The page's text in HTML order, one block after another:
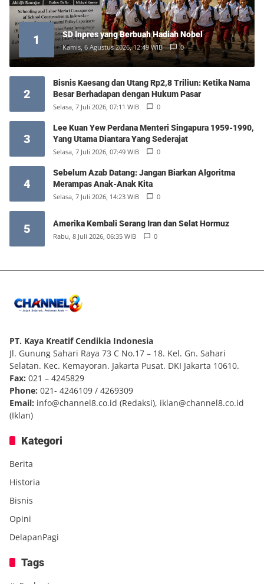
1 SD Inpres yang Berbuah Hadiah Nobel
Kamis, 6 Agustus 2026, 12:49 WIB 0
2
Bisnis Kaesang dan Utang Rp2,8 Triliun: Ketika Nama
Besar Berhadapan dengan Hukum Pasar
Selasa, 7 Juli 2026, 07:11 WIB 0
3
Lee Kuan Yew Perdana Menteri Singapura 1959-1990,
Yang Utama Diantara Yang Sederajat
Selasa, 7 Juli 2026, 07:49 WIB 0
4
Sebelum Azab Datang: Jangan Biarkan Algoritma
Merampas Anak-Anak Kita
Selasa, 7 Juli 2026, 14:23 WIB 0
5 Amerika Kembali Serang Iran dan Selat Hormuz
Rabu, 8 Juli 2026, 06:35 WIB 0
PT. Kaya Kreatif Cendikia Indonesia
Jl. Gunung Sahari Raya 73 C No.17 – 18. Kel. Gn. Sahari
Selatan. Kec. Kemayoran. Jakarta Pusat. DKI Jakarta 10610.
Fax: 021 – 4245829
Phone: 021- 4246109 / 4269309
Email: info@channel8.co.id (Redaksi), iklan@channel8.co.id
(Iklan)
Kategori
Berita
Historia
Bisnis
Opini
DelapanPagi
Tags